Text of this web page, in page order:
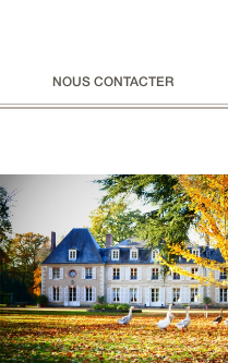
NOUS CONTACTER